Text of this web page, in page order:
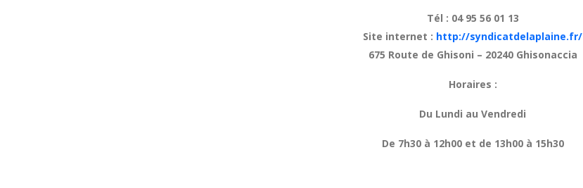
Tél : 04 95 56 01 13
Site internet : http://syndicatdelaplaine.fr/
675 Route de Ghisoni – 20240 Ghisonaccia
Horaires :
Du Lundi au Vendredi
De 7h30 à 12h00 et de 13h00 à 15h30